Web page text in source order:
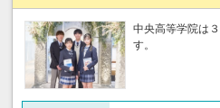
中央高等学院は
す。